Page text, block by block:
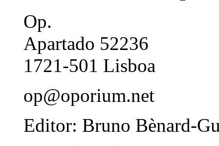
Op.
Apartado 52236
1721-501 Lisboa
op@oporium.net
Editor: Bruno Bènard-